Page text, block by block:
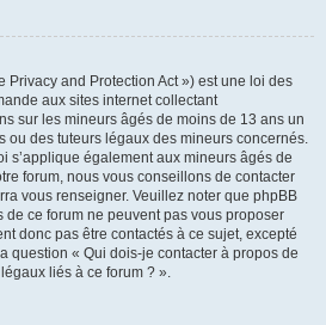
Privacy and Protection Act ») est une loi des
aux sites internet collectant
sur les mineurs âgés de moins de 13 ans un
ou des tuteurs légaux des mineurs concernés.
s’applique également aux mineurs âgés de
forum, nous vous conseillons de contacter
vous renseigner. Veuillez noter que phpBB
de ce forum ne peuvent pas vous proposer
donc pas être contactés à ce sujet, excepté
question « Qui dois-je contacter à propos de
liés à ce forum ? ».